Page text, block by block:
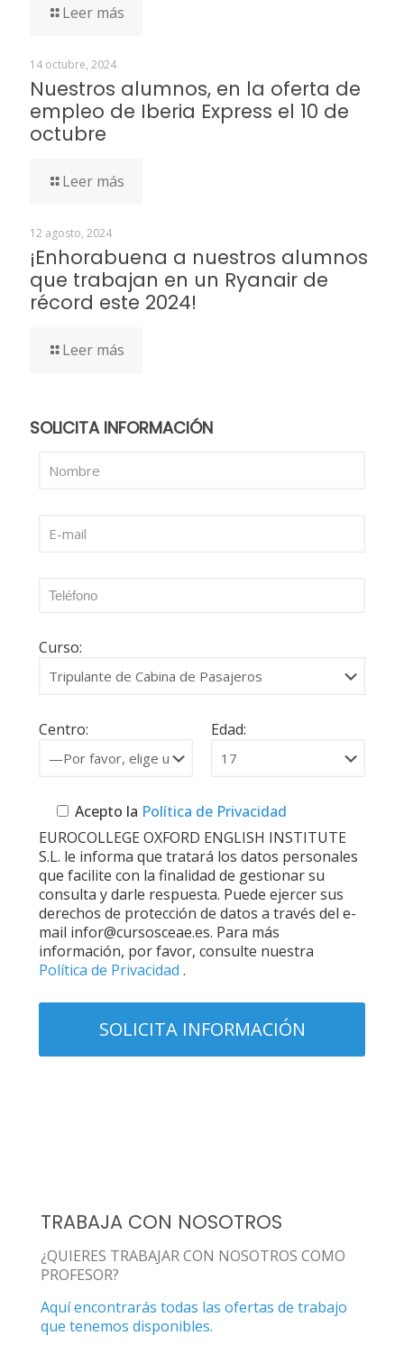
Leer más
14 octubre, 2024
Nuestros alumnos, en la oferta de
empleo de Iberia Express el 10 de
octubre
Leer más
12 agosto, 2024
¡Enhorabuena a nuestros alumnos
que trabajan en un Ryanair de
récord este 2024!
Leer más
SOLICITA INFORMACIÓN
Curso:
Centro: Edad:
Acepto la Política de Privacidad
EUROCOLLEGE OXFORD ENGLISH INSTITUTE
S.L. le informa que tratará los datos personales
que facilite con la finalidad de gestionar su
consulta y darle respuesta. Puede ejercer sus
derechos de protección de datos a través del e-
mail infor@cursosceae.es. Para más
información, por favor, consulte nuestra
Política de Privacidad .
TRABAJA CON NOSOTROS
¿QUIERES TRABAJAR CON NOSOTROS COMO
PROFESOR?
Aquí encontrarás todas las ofertas de trabajo
que tenemos disponibles.